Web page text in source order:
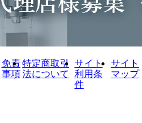
免責
事項
特定商取引
法について
サイト
利用条
件
サイト
マップ